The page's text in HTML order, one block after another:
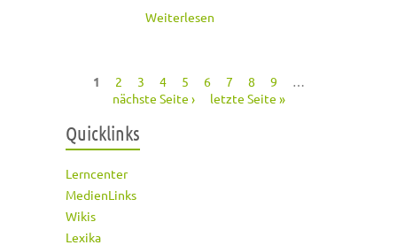
Weiterlesen
1 2 3 4 5 6 7 8 9
…
nächste Seite ›
letzte Seite »
Quicklinks
Lerncenter
MedienLinks
Wikis
Lexika